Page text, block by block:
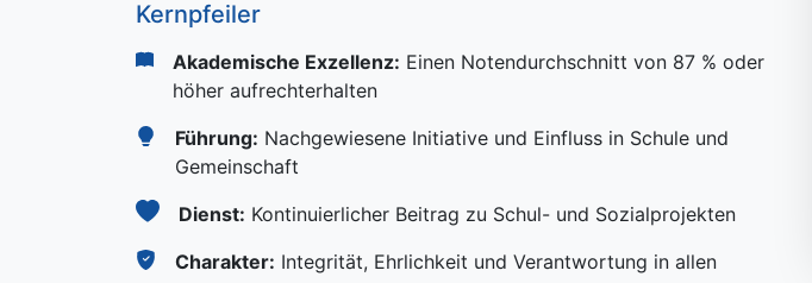
Kernpfeiler
Akademische Exzellenz: Einen Notendurchschnitt von 87 % oder
höher aufrechterhalten
Führung: Nachgewiesene Initiative und Einfluss in Schule und
Gemeinschaft
Dienst: Kontinuierlicher Beitrag zu Schul- und Sozialprojekten
Charakter: Integrität, Ehrlichkeit und Verantwortung in allen